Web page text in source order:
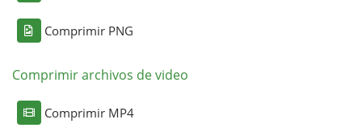
Comprimir PNG
Comprimir archivos de video
Comprimir MP4